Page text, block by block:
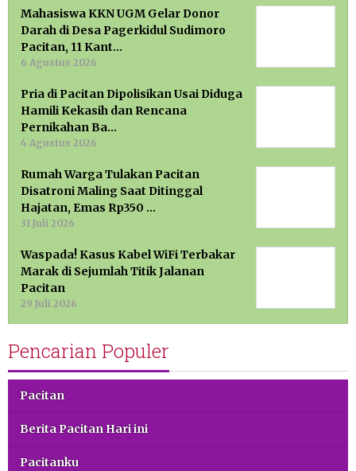
Mahasiswa KKN UGM Gelar Donor
Darah di Desa Pagerkidul Sudimoro
Pacitan, 11 Kant…
6 Agustus 2026
Pria di Pacitan Dipolisikan Usai Diduga
Hamili Kekasih dan Rencana
Pernikahan Ba…
4 Agustus 2026
Rumah Warga Tulakan Pacitan
Disatroni Maling Saat Ditinggal
Hajatan, Emas Rp350 …
31 Juli 2026
Waspada! Kasus Kabel WiFi Terbakar
Marak di Sejumlah Titik Jalanan
Pacitan
29 Juli 2026
Pencarian Populer
Pacitan
Berita Pacitan Hari ini
Pacitanku